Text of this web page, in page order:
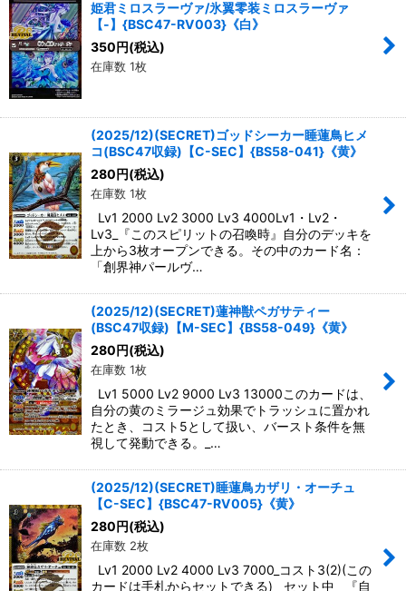
姫君ミロスラーヴァ/氷翼零装ミロスラーヴァ
【-】{BSC47-RV003}《白》
350円(税込)
在庫数 1枚
(2025/12)(SECRET)ゴッドシーカー睡蓮鳥ヒメ
コ(BSC47収録)【C-SEC】{BS58-041}《黄》
280円(税込)
在庫数 1枚
Lv1 2000 Lv2 3000 Lv3 4000Lv1・Lv2・
Lv3_『このスピリットの召喚時』自分のデッキを
上から3枚オープンできる。その中のカード名：
「創界神パールヴ…
(2025/12)(SECRET)蓮神獣ペガサティー
(BSC47収録)【M-SEC】{BS58-049}《黄》
280円(税込)
在庫数 1枚
Lv1 5000 Lv2 9000 Lv3 13000このカードは、
自分の黄のミラージュ効果でトラッシュに置かれ
たとき、コスト5として扱い、バースト条件を無
視して発動できる。_…
(2025/12)(SECRET)睡蓮鳥カザリ・オーチュ
【C-SEC】{BSC47-RV005}《黄》
280円(税込)
在庫数 2枚
Lv1 2000 Lv2 4000 Lv3 7000_コスト3(2)(この
カードは手札からセットできる)__セット中__『自